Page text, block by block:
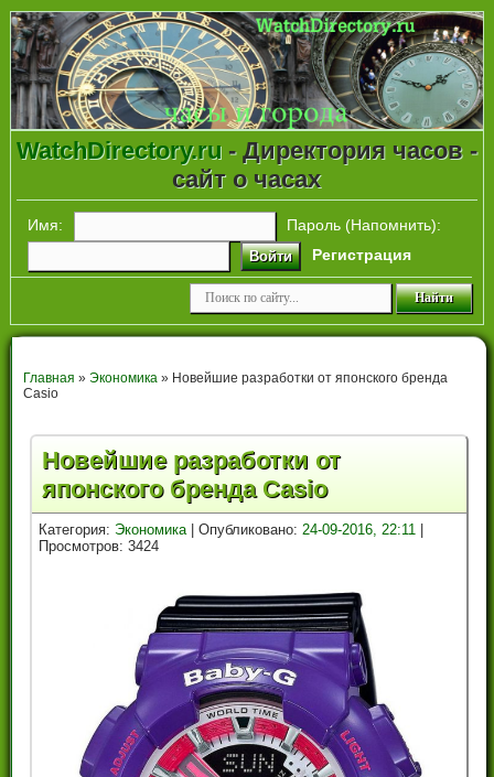
WatchDirectory.ru- Директория часов -
сайт о часах
Имя: Пароль (Напомнить):
Войти Регистрация
Главная » Экономика » Новейшие разработки от японского бренда
Casio
Новейшие разработки от
японского бренда Casio
Категория: Экономика | Опубликовано: 24-09-2016, 22:11 |
Просмотров: 3424